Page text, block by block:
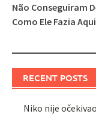
Não Conseguiram
Como Ele Fazia
RECENT POSTS
Niko nije